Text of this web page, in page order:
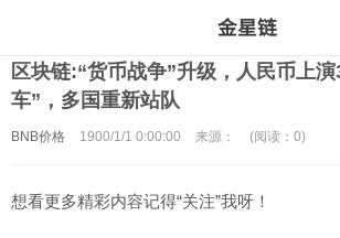
区块链:“货币战争”升级，人民币上
车”，多国重新站队
BNB价格 1900/1/1 0:00:00 来源： (阅读：0)
想看更多精彩内容记得“关注”我呀！